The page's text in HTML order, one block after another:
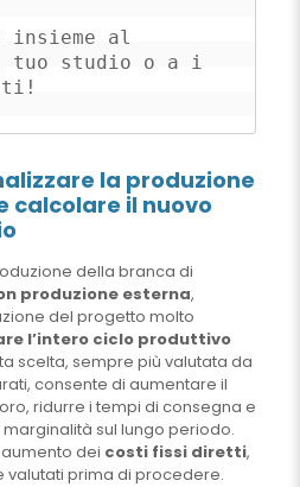
insieme al
tuo studio o a i
la produzione
calcolare il nuovo
della branca di
produzione esterna,
del progetto molto
l’intero ciclo produttivo
scelta, sempre più valutata da
consente di aumentare il
ridurre i tempi di consegna e
sul lungo periodo.
dei costi fissi diretti,
valutati prima di procedere.